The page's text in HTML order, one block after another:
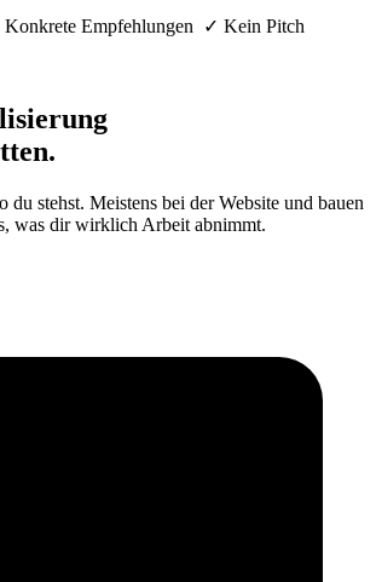
Empfehlungen ✓ Kein Pitch
du stehst. Meistens bei der Website und bauen
was dir wirklich Arbeit abnimmt.